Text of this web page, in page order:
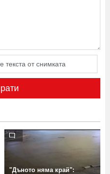
"Дъното няма край":